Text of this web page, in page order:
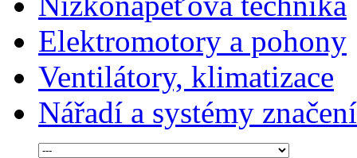
Elektromotory a pohony
Ventilátory, klimatizace
Nářadí a systémy značení